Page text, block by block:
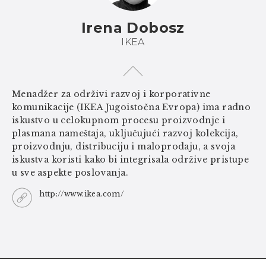
Irena Dobosz
IKEA
Menadžer za održivi razvoj i korporativne
komunikacije (IKEA Jugoistočna Evropa) ima radno
iskustvo u celokupnom procesu proizvodnje i
plasmana nameštaja, uključujući razvoj kolekcija,
proizvodnju, distribuciju i maloprodaju, a svoja
iskustva koristi kako bi integrisala održive pristupe
u sve aspekte poslovanja.
http://www.ikea.com/